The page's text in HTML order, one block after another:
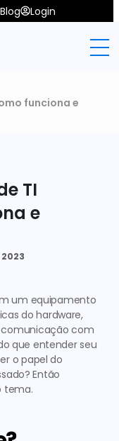
Blog Login
funciona e
TI
e
2023
um equipamento
do hardware,
com
que entender seu
o papel do
Então
tema.